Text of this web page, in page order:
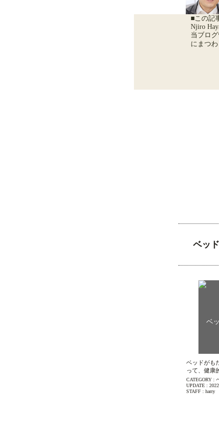
■この記
Njiro
当ブロ
にまつ
ベッ
ベッドがも
って、健康
CATEGORY :
UPDATE :
STAFF : harry